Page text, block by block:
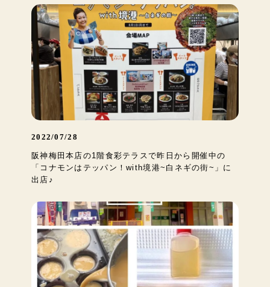
2022/07/28
阪神梅田本店の1階食彩テラスで昨日から開催中の
「コナモンはテッパン！with境港~白ネギの街~」に
出店♪